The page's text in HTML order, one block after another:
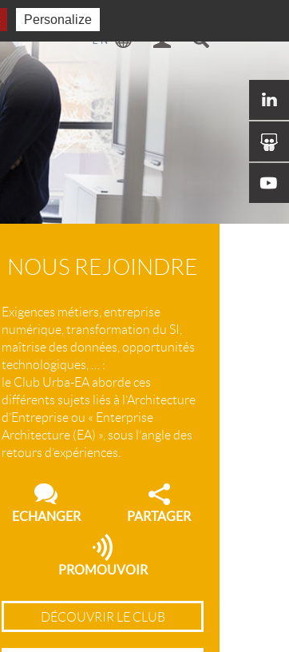
NOUS REJOINDRE
Exigences métiers, entreprise
numérique, transformation du SI,
maîtrise des données, opportunités
technologiques, … :
le Club Urba-EA aborde ces
différents sujets liés à l’Architecture
d’Entreprise ou « Enterprise
Architecture (EA) », sous l’angle des
retours d’expériences.
ECHANGER PARTAGER
PROMOUVOIR
DÉCOUVRIR LE CLUB
Personalize